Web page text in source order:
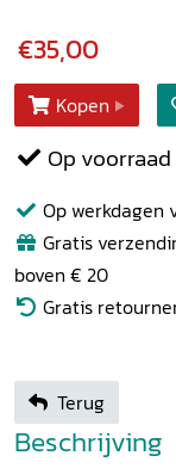
€35,00
Kopen
Op voorraad
Op werkdagen
Gratis
boven € 20
Gratis
Terug
Beschrijving